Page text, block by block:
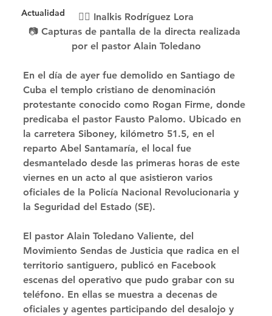
Actualidad
✍🏻 Inalkis Rodríguez Lora
📷 Capturas de pantalla de la directa realizada
por el pastor Alain Toledano
En el día de ayer fue demolido en Santiago de
Cuba el templo cristiano de denominación
protestante conocido como Rogan Firme, donde
predicaba el pastor Fausto Palomo. Ubicado en
la carretera Siboney, kilómetro 51.5, en el
reparto Abel Santamaría, el local fue
desmantelado desde las primeras horas de este
viernes en un acto al que asistieron varios
oficiales de la Policía Nacional Revolucionaria y
la Seguridad del Estado (SE).
El pastor Alain Toledano Valiente, del
Movimiento Sendas de Justicia que radica en el
territorio santiguero, publicó en Facebook
escenas del operativo que pudo grabar con su
teléfono. En ellas se muestra a decenas de
oficiales y agentes participando del desalojo y